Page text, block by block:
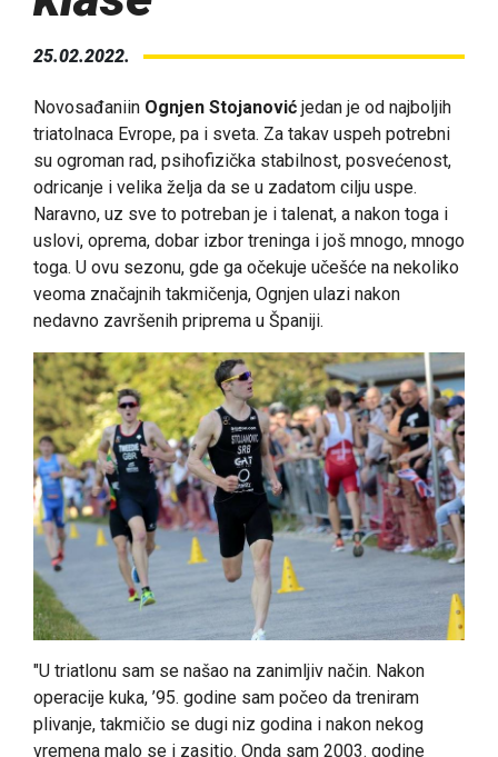
25.02.2022.
Novosađaniin Ognjen Stojanović jedan je od najboljih
triatolnaca Evrope, pa i sveta. Za takav uspeh potrebni
su ogroman rad, psihofizička stabilnost, posvećenost,
odricanje i velika želja da se u zadatom cilju uspe.
Naravno, uz sve to potreban je i talenat, a nakon toga i
uslovi, oprema, dobar izbor treninga i još mnogo, mnogo
toga. U ovu sezonu, gde ga očekuje učešće na nekoliko
veoma značajnih takmičenja, Ognjen ulazi nakon
nedavno završenih priprema u Španiji.
"U triatlonu sam se našao na zanimljiv način. Nakon
operacije kuka, ’95. godine sam počeo da treniram
plivanje, takmičio se dugi niz godina i nakon nekog
vremena malo se i zasitio. Onda sam 2003. godine